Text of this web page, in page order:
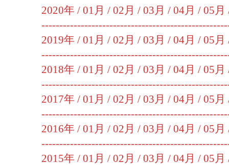
2020年 / 01月 / 02月 / 03月 / 04月 / 05月
2019年 / 01月 / 02月 / 03月 / 04月 / 05月
2018年 / 01月 / 02月 / 03月 / 04月 / 05月
2017年 / 01月 / 02月 / 03月 / 04月 / 05月
2016年 / 01月 / 02月 / 03月 / 04月 / 05月
2015年 / 01月 / 02月 / 03月 / 04月 / 05月